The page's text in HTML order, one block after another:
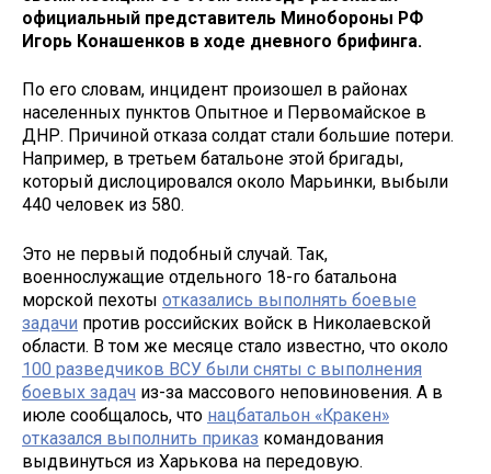
официальный представитель Минобороны РФ
Игорь Конашенков в ходе дневного брифинга.
По его словам, инцидент произошел в районах
населенных пунктов Опытное и Первомайское в
ДНР. Причиной отказа солдат стали большие потери.
Например, в третьем батальоне этой бригады,
который дислоцировался около Марьинки, выбыли
440 человек из 580.
Это не первый подобный случай. Так,
военнослужащие отдельного 18-го батальона
морской пехоты отказались выполнять боевые
задачи против российских войск в Николаевской
области. В том же месяце стало известно, что около
100 разведчиков ВСУ были сняты с выполнения
боевых задач из-за массового неповиновения. А в
июле сообщалось, что нацбатальон «Кракен»
отказался выполнить приказ командования
выдвинуться из Харькова на передовую.